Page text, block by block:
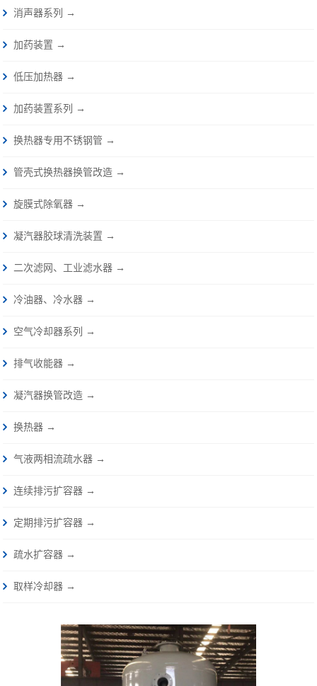
消声器系列 →
加药装置 →
低压加热器 →
加药装置系列 →
换热器专用不锈钢管 →
管壳式换热器换管改造 →
旋膜式除氧器 →
凝汽器胶球清洗装置 →
二次滤网、工业滤水器 →
冷油器、冷水器 →
空气冷却器系列 →
排气收能器 →
凝汽器换管改造 →
换热器 →
气液两相流疏水器 →
连续排污扩容器 →
定期排污扩容器 →
疏水扩容器 →
取样冷却器 →